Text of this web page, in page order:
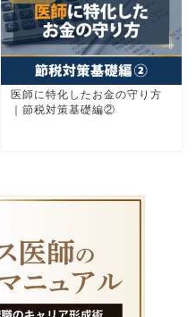
医師に特化したお金の守り方
｜節税対策基礎編②